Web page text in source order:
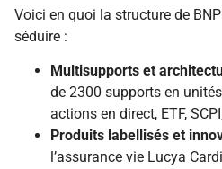
Voici en quoi la structure de
séduire :
Multisupports et
de 2300 supports en
actions en direct, ETF,
Produits labellisés et
l’assurance vie Lucya